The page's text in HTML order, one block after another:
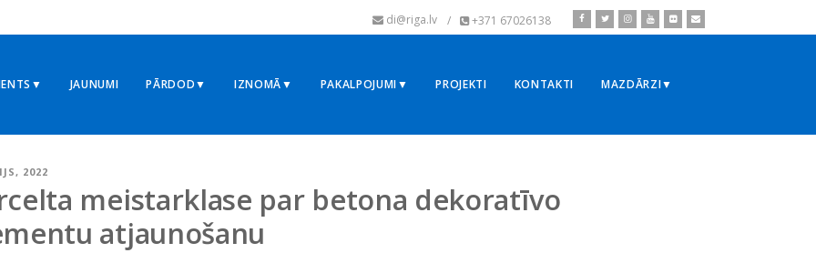
di@riga.lv / +371 67026138
JAUNUMI PĀRDOD▼ IZNOMĀ▼ PAKALPOJUMI▼ PROJEKTI KONTAKTI MAZDĀRZI▼
2022
meistarklase par betona dekoratīvo
atjaunošanu